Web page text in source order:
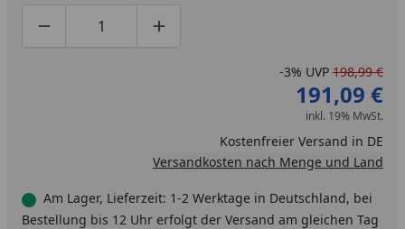
Produktmenge um eins verringern
Produktmenge manuell eingeben
Produktmenge um eins erhöhen
-3% UVP 198,99 €
191,09 €
inkl. 19% MwSt.
Kostenfreier Versand in DE
Versandkosten nach Menge und Land
Am Lager, Lieferzeit: 1-2 Werktage in Deutschland, bei
Bestellung bis 12 Uhr erfolgt der Versand am gleichen Tag